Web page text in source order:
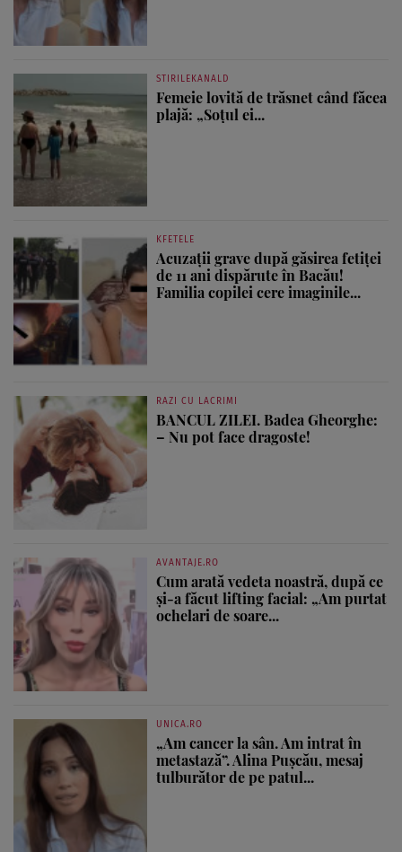
STIRILEKANALD
Femeie lovită de trăsnet când făcea
plajă: „Soțul ei...
KFETELE
Acuzații grave după găsirea fetiței
de 11 ani dispărute în Bacău!
Familia copilei cere imaginile...
RAZI CU LACRIMI
BANCUL ZILEI. Badea Gheorghe:
– Nu pot face dragoste!
AVANTAJE.RO
Cum arată vedeta noastră, după ce
și-a făcut lifting facial: „Am purtat
ochelari de soare...
UNICA.RO
„Am cancer la sân. Am intrat în
metastază”. Alina Pușcău, mesaj
tulburător de pe patul...